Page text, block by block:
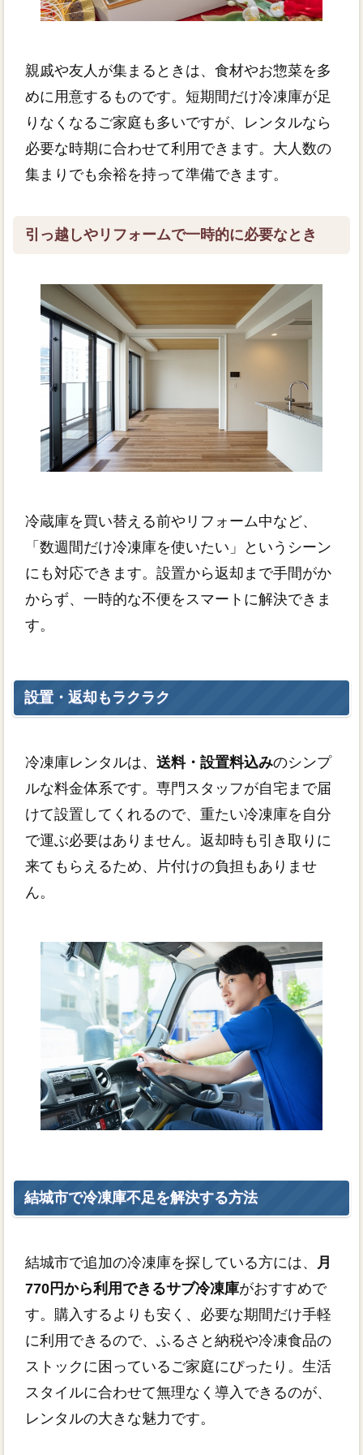
親戚や友人が集まるときは、食材やお惣菜を多
めに用意するものです。短期間だけ冷凍庫が足
りなくなるご家庭も多いですが、レンタルなら
必要な時期に合わせて利用できます。大人数の
集まりでも余裕を持って準備できます。
引っ越しやリフォームで一時的に必要なとき
冷蔵庫を買い替える前やリフォーム中など、
「数週間だけ冷凍庫を使いたい」というシーン
にも対応できます。設置から返却まで手間がか
からず、一時的な不便をスマートに解決できま
す。
設置・返却もラクラク
冷凍庫レンタルは、 送料・設置料込みのシンプ
ルな料金体系です。専門スタッフが自宅まで届
けて設置してくれるので、重たい冷凍庫を自分
で運ぶ必要はありません。返却時も引き取りに
来てもらえるため、片付けの負担もありませ
ん。
結城市で冷凍庫不足を解決する方法
結城市で追加の冷凍庫を探している方には、
月
770円から利用できるサブ冷凍庫がおすすめで
す。購入するよりも安く、必要な期間だけ手軽
に利用できるので、ふるさと納税や冷凍食品の
ストックに困っているご家庭にぴったり。生活
スタイルに合わせて無理なく導入できるのが、
レンタルの大きな魅力です。